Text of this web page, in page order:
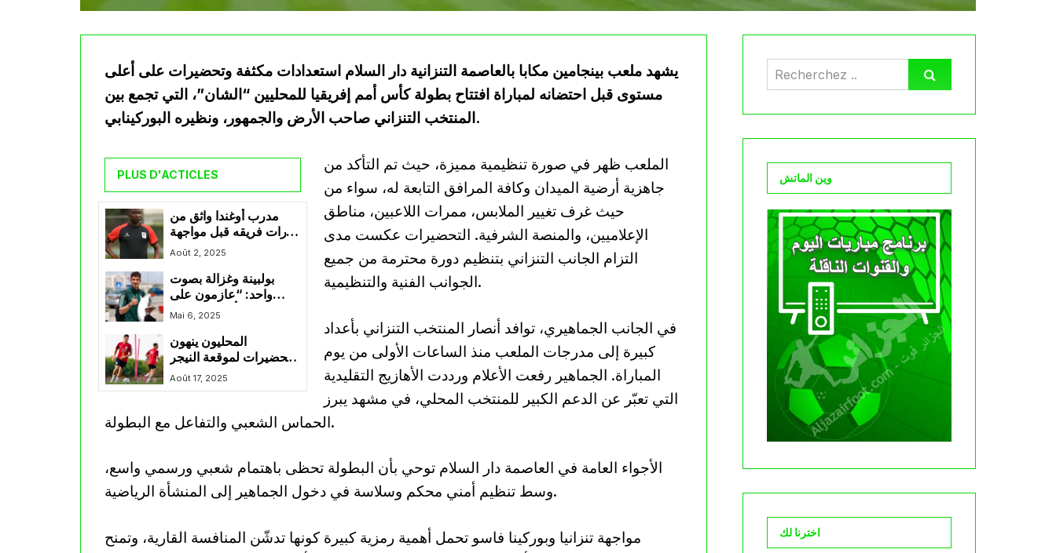
يشهد ملعب بينجامين مكابا بالعاصمة التنزانية دار السلام استعدادات مكثفة وتحضيرات على أعلى
مستوى قبل احتضانه لمباراة افتتاح بطولة كأس أمم إفريقيا للمحليين “الشان”، التي تجمع بين
المنتخب التنزاني صاحب الأرض والجمهور، ونظيره البوركينابي.
PLUS D'ACTICLES
مدرب أوغندا واثق من
قدرات فريقه قبل مواجهة
الجزائر
Août 2, 2025
بولبينة وغزالة بصوت
واحد: “عازمون على
Mai 6, 2025
المحليون ينهون
التحضيرات لموقعة النيجر
Août 17, 2025
الملعب ظهر في صورة تنظيمية مميزة، حيث تم التأكد من
جاهزية أرضية الميدان وكافة المرافق التابعة له، سواء من
حيث غرف تغيير الملابس، ممرات اللاعبين، مناطق
الإعلاميين، والمنصة الشرفية. التحضيرات عكست مدى
التزام الجانب التنزاني بتنظيم دورة محترمة من جميع
الجوانب الفنية والتنظيمية.
في الجانب الجماهيري، توافد أنصار المنتخب التنزاني بأعداد
كبيرة إلى مدرجات الملعب منذ الساعات الأولى من يوم
المباراة. الجماهير رفعت الأعلام ورددت الأهازيج التقليدية
التي تعبّر عن الدعم الكبير للمنتخب المحلي، في مشهد يبرز
الحماس الشعبي والتفاعل مع البطولة.
الأجواء العامة في العاصمة دار السلام توحي بأن البطولة تحظى باهتمام شعبي ورسمي واسع،
وسط تنظيم أمني محكم وسلاسة في دخول الجماهير إلى المنشأة الرياضية.
مواجهة تنزانيا وبوركينا فاسو تحمل أهمية رمزية كبيرة كونها تدشّن المنافسة القارية، وتمنح
وين الماتش
اخترنا لك